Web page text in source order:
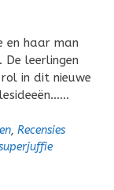
en haar man
De leerlingen
in dit nieuwe
, Recensies